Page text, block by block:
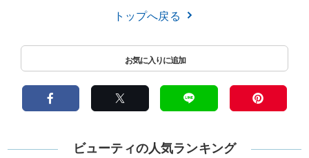
トップへ戻る
ビューティの人気ランキング